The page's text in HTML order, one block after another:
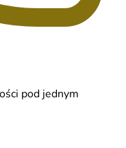
pod jednym